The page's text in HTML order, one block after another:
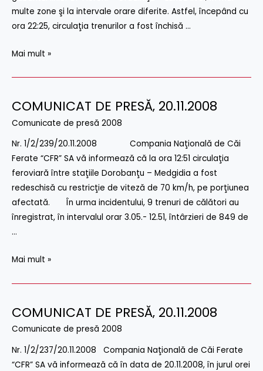
multe zone şi la intervale orare diferite. Astfel, începând cu
ora 22:25, circulaţia trenurilor a fost închisă …
Mai mult »
COMUNICAT DE PRESĂ‚ 20.11.2008
Comunicate de presă 2008
Nr. 1/2/239/20.11.2008 Compania Naţională de Căi
Ferate “CFR” SA vă informează că la ora 12:51 circulaţia
feroviară între staţiile Dorobanţu – Medgidia a fost
redeschisă cu restricţie de viteză de 70 km/h, pe porţiunea
afectată. În urma incidentului, 9 trenuri de călători au
înregistrat, în intervalul orar 3.05.- 12.51, întârzieri de 849 de
…
COMUNICAT
DE
20.11.2008
Mai mult »
COMUNICAT DE PRESĂ‚ 20.11.2008
Comunicate de presă 2008
Nr. 1/2/237/20.11.2008 Compania Naţională de Căi Ferate
“CFR” SA vă informează că în data de 20.11.2008, în jurul orei
COMUNICAT
DE
20.11.2008